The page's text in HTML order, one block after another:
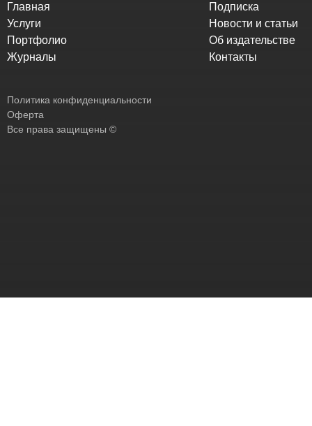
Главная
Услуги
Портфолио
Журналы
Подписка
Новости и статьи
Об издательстве
Контакты
Политика конфиденциальности
Оферта
Все права защищены ©